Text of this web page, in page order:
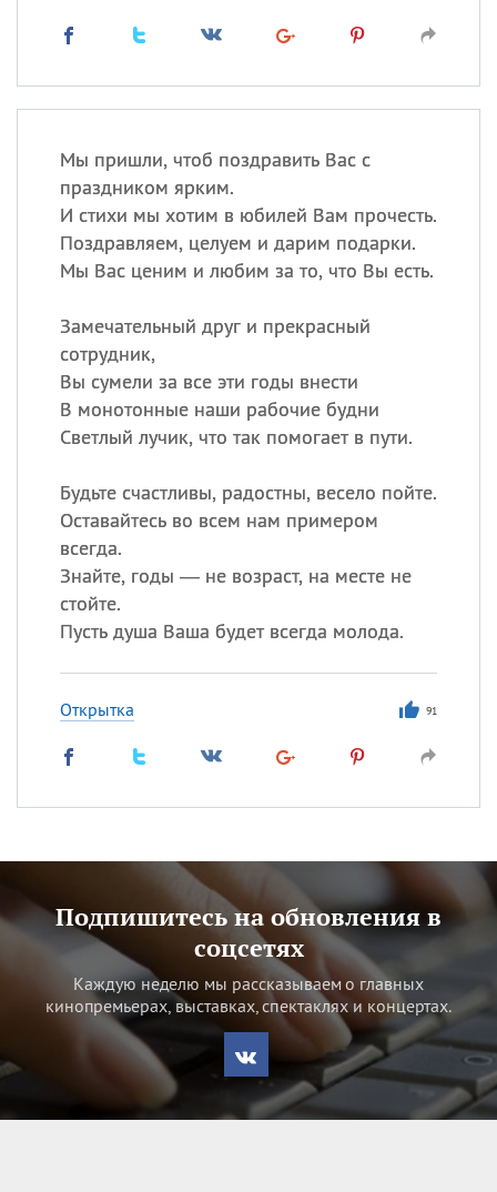
Мы пришли, чтоб поздравить Вас с
праздником ярким.
И стихи мы хотим в юбилей Вам прочесть.
Поздравляем, целуем и дарим подарки.
Мы Вас ценим и любим за то, что Вы есть.
Замечательный друг и прекрасный
сотрудник,
Вы сумели за все эти годы внести
В монотонные наши рабочие будни
Светлый лучик, что так помогает в пути.
Будьте счастливы, радостны, весело пойте.
Оставайтесь во всем нам примером
всегда.
Знайте, годы — не возраст, на месте не
стойте.
Пусть душа Ваша будет всегда молода.
Открытка 91
Подпишитесь на обновления в
соцсетях
Каждую неделю мы рассказываем о главных
кинопремьерах, выставках, спектаклях и концертах.